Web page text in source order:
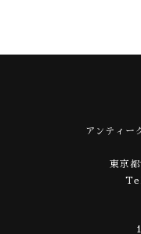
アンティー
東京